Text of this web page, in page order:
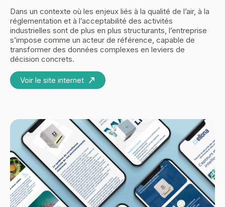
Dans un contexte où les enjeux liés à la qualité de l’air, à la
réglementation et à l’acceptabilité des activités
industrielles sont de plus en plus structurants, l’entreprise
s’impose comme un acteur de référence, capable de
transformer des données complexes en leviers de
décision concrets.
Voir le site internet